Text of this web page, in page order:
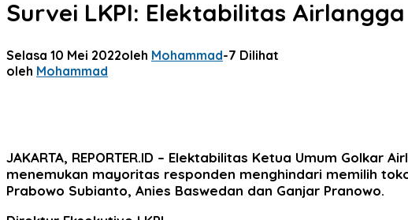
Survei LKPI: Elektabilitas
Selasa 10 Mei 2022oleh Mohammad-7 Dilihat
oleh Mohammad
JAKARTA, REPORTER.ID – Elektabilitas Ketua Umum Golkar
menemukan mayoritas responden menghindari memilih
Prabowo Subianto, Anies Baswedan dan Ganjar Pranowo.